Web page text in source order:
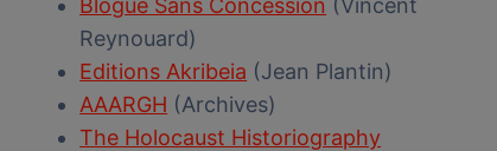
Blogue Sans Concession (Vincent
Reynouard)
Editions Akribeia (Jean Plantin)
AAARGH (Archives)
The Holocaust Historiography